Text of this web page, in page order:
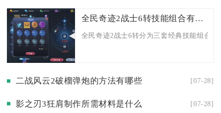
全民奇迹2战士6转技能组合有哪些经典
全民奇迹2战士6转分为三套经典技能组合
二战风云2破榴弹炮的方法有哪些 [07-28]
影之刃3狂肩制作所需材料是什么 [07-28]